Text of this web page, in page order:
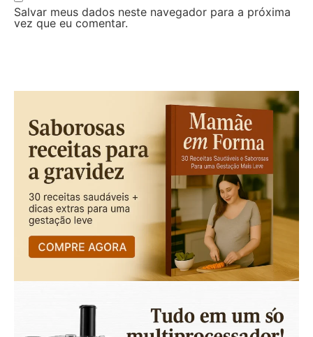
Salvar meus dados neste navegador para a próxima
vez que eu comentar.